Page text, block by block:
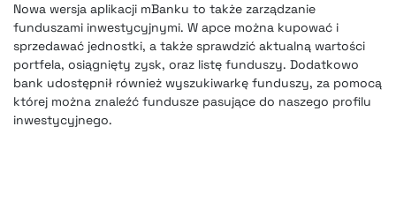
Nowa wersja aplikacji mBanku to także zarządzanie
funduszami inwestycyjnymi. W apce można kupować i
sprzedawać jednostki, a także sprawdzić aktualną wartości
portfela, osiągnięty zysk, oraz listę funduszy. Dodatkowo
bank udostępnił również wyszukiwarkę funduszy, za pomocą
której można znaleźć fundusze pasujące do naszego profilu
inwestycyjnego.